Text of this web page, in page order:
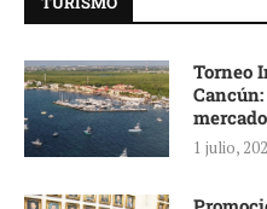
Torneo
1 julio,